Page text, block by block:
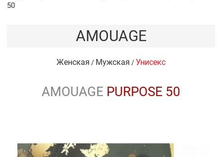
50
AMOUAGE
Женская / Мужская /Унисекс
AMOUAGE PURPOSE 50